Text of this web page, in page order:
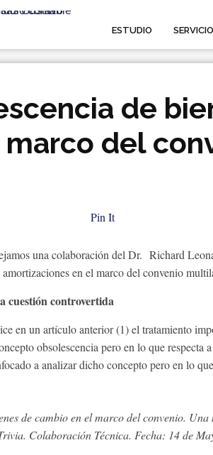
ESTUDIO
de
marco del
Pin It
una colaboración del Dr. Richard
en el marco del convenio
cuestión controvertida
en un artículo anterior (1) el tratamiento
obsolescencia pero en lo que respecta
a analizar dicho concepto pero en lo
de cambio en el marco del convenio.
Colaboración Técnica. Fecha: 14 de